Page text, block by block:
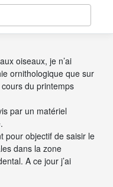
oiseaux, je n’ai
ornithologique que sur
du printemps
par un matériel
pour objectif de saisir le
dans la zone
A ce jour j’ai